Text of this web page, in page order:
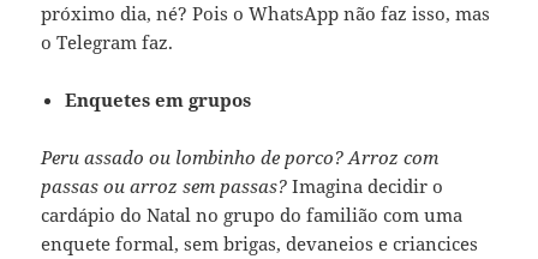
próximo dia, né? Pois o WhatsApp não faz isso, mas
o Telegram faz.
Enquetes em grupos
Peru assado ou lombinho de porco? Arroz com
passas ou arroz sem passas? Imagina decidir o
cardápio do Natal no grupo do familião com uma
enquete formal, sem brigas, devaneios e criancices